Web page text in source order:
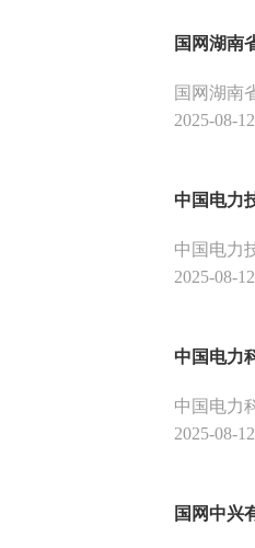
2025-08-12
2025-08-12
2025-08-12